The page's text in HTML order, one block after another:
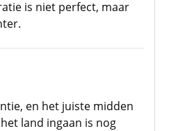
is niet perfect, maar
en het juiste midden
land ingaan is nog